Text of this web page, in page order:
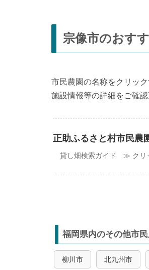
宗像市のおす
市民農園の名称をクリッ
施設情報等の詳細をご確認
正助ふるさと村市民農
貸し畑検索ガイド ≫ クリ
福岡県内のその他市
柳川市 北九州市